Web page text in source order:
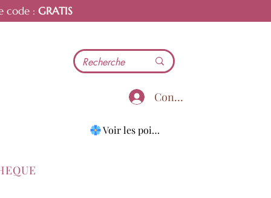
code : GRATIS
Connecter
Voir les points